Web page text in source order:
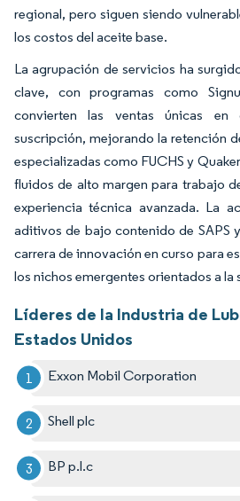
regional, pero siguen siendo
los costos del aceite base.
La agrupación de servicios ha
clave, con programas como
convierten las ventas únicas en
suscripción, mejorando la retención
especializadas como FUCHS y
fluidos de alto margen para trabajo
experiencia técnica avanzada. La
aditivos de bajo contenido de SAPS
carrera de innovación en curso para
los nichos emergentes orientados a
Líderes de la Industria de
Estados Unidos
Exxon Mobil Corporation
Shell plc
BP p.l.c